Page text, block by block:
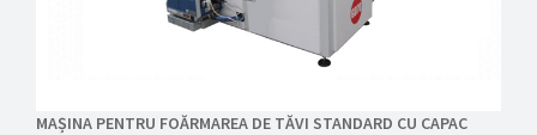
MAȘINA PENTRU FOĂRMAREA DE TĂVI STANDARD CU CAPAC